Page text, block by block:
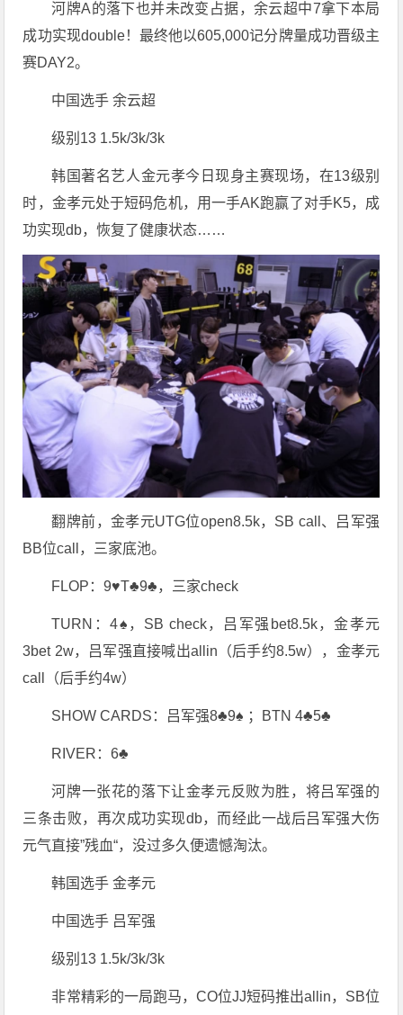
河牌A的落下也并未改变占据，余云超中7拿下本局
成功实现double！最终他以605,000记分牌量成功晋级主
赛DAY2。
中国选手 余云超
级别13 1.5k/3k/3k
韩国著名艺人金元孝今日现身主赛现场，在13级别
时，金孝元处于短码危机，用一手AK跑赢了对手K5，成
功实现db，恢复了健康状态……
翻牌前，金孝元UTG位open8.5k，SB call、吕军强
BB位call，三家底池。
FLOP：9♥T♣9♣，三家check
TURN：4♠，SB check，吕军强bet8.5k，金孝元
3bet 2w，吕军强直接喊出allin（后手约8.5w），金孝元
call（后手约4w）
SHOW CARDS：吕军强8♣9♠ ；BTN 4♣5♣
RIVER：6♣
河牌一张花的落下让金孝元反败为胜，将吕军强的
三条击败，再次成功实现db，而经此一战后吕军强大伤
元气直接”残血“，没过多久便遗憾淘汰。
韩国选手 金孝元
中国选手 吕军强
级别13 1.5k/3k/3k
非常精彩的一局跑马，CO位JJ短码推出allin，SB位